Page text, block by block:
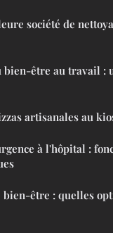
société de
bien-être au travail :
artisanales au
à l'hôpital :
bien-être : quelles